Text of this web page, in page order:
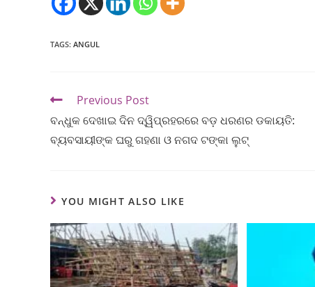
TAGS: ANGUL
Previous Post
ବନ୍ଧୁକ ଦେଖାଇ ଦିନ ଦ୍ୱିପ୍ରହରରେ ବଡ଼ ଧରଣର ଡକାୟତି:
ବ୍ୟବସାୟୀଙ୍କ ଘରୁ ଗହଣା ଓ ନଗଦ ଟଙ୍କା ଲୁଟ୍
YOU MIGHT ALSO LIKE